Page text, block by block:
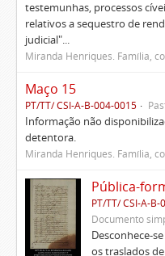
testemunhas, processos
relativos a sequestro de
judicial"...
Miranda Henriques. Família,
Maço 15
PT/TT/ CSI-A-B-004-0015
Informação não
detentora.
Miranda Henriques. Família,
PT/TT/ CSI-A-
Documento
Desconhece-
os traslados